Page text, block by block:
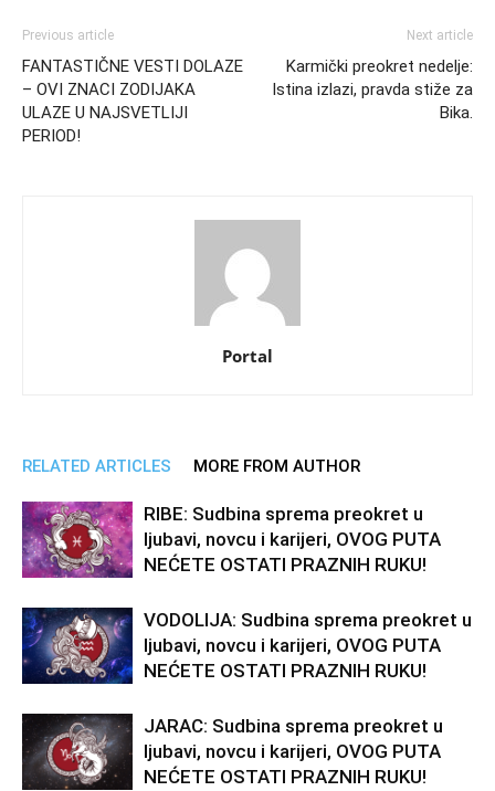
Previous article
FANTASTIČNE VESTI DOLAZE
– OVI ZNACI ZODIJAKA
ULAZE U NAJSVETLIJI
PERIOD!
Next article
Karmički preokret nedelje:
Istina izlazi, pravda stiže za
Bika.
Portal
RELATED ARTICLES MORE FROM AUTHOR
RIBE: Sudbina sprema preokret u
ljubavi, novcu i karijeri, OVOG PUTA
NEĆETE OSTATI PRAZNIH RUKU!
VODOLIJA: Sudbina sprema preokret u
ljubavi, novcu i karijeri, OVOG PUTA
NEĆETE OSTATI PRAZNIH RUKU!
JARAC: Sudbina sprema preokret u
ljubavi, novcu i karijeri, OVOG PUTA
NEĆETE OSTATI PRAZNIH RUKU!